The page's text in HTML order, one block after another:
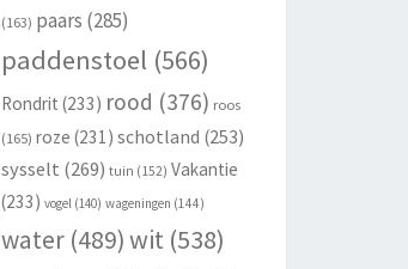
(163) paars (285)
paddenstoel (566)
Rondrit (233) rood (376) roos
(165) roze (231) schotland (253)
sysselt (269) tuin (152) Vakantie
(233) vogel(140) wageningen (144)
water(489)wit (538)